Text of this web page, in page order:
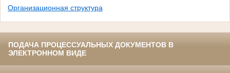
Организационная структура
ПОДАЧА ПРОЦЕССУАЛЬНЫХ ДОКУМЕНТОВ В
ЭЛЕКТРОННОМ ВИДЕ